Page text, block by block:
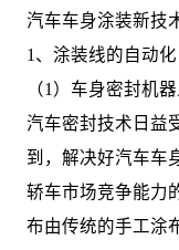
汽车车身涂装新技
1、涂装线的自动化
（1）车身密封机器
汽车密封技术日益
到，解决好汽车车
轿车市场竞争能力
布由传统的手工涂